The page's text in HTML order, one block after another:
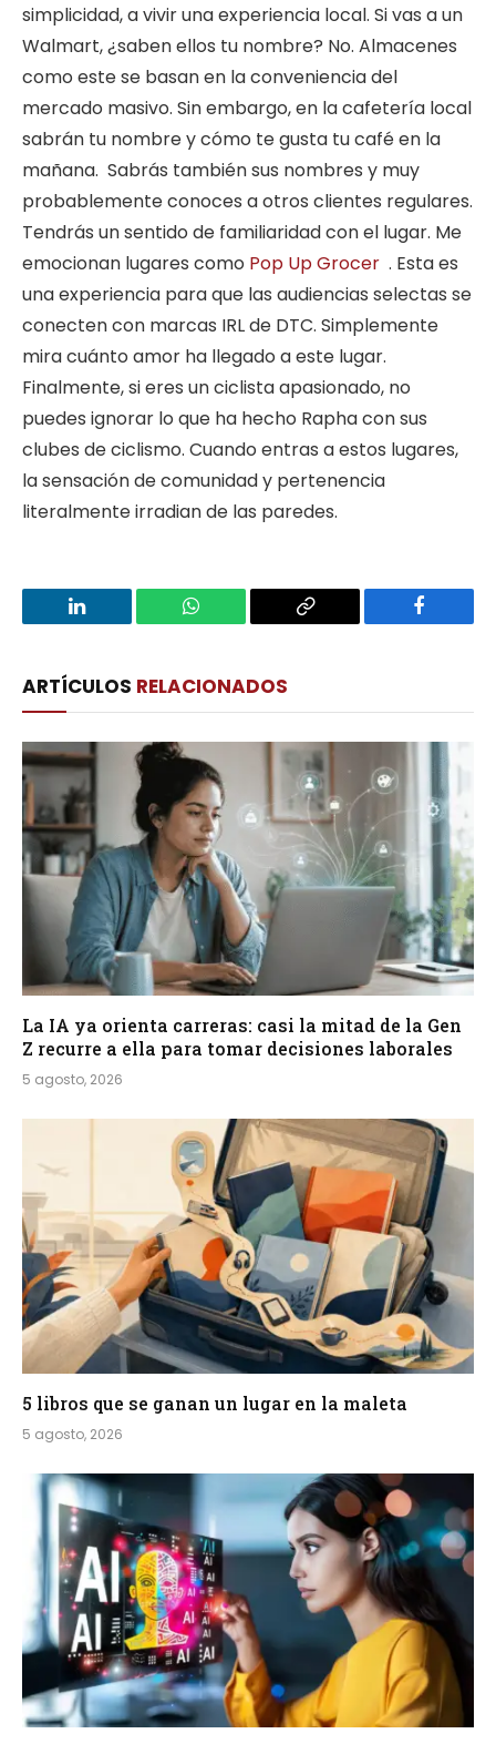
simplicidad, a vivir una experiencia local. Si vas a un
Walmart, ¿saben ellos tu nombre? No. Almacenes
como este se basan en la conveniencia del
mercado masivo. Sin embargo, en la cafetería local
sabrán tu nombre y cómo te gusta tu café en la
mañana. Sabrás también sus nombres y muy
probablemente conoces a otros clientes regulares.
Tendrás un sentido de familiaridad con el lugar. Me
emocionan lugares como Pop Up Grocer . Esta es
una experiencia para que las audiencias selectas se
conecten con marcas IRL de DTC. Simplemente
mira cuánto amor ha llegado a este lugar.
Finalmente, si eres un ciclista apasionado, no
puedes ignorar lo que ha hecho Rapha con sus
clubes de ciclismo. Cuando entras a estos lugares,
la sensación de comunidad y pertenencia
literalmente irradian de las paredes.
LinkedIn WhatsApp
Copy
Facebook
ARTÍCULOS RELACIONADOS
La IA ya orienta carreras: casi la mitad de la Gen
Z recurre a ella para tomar decisiones laborales
5 agosto, 2026
5 libros que se ganan un lugar en la maleta
5 agosto, 2026